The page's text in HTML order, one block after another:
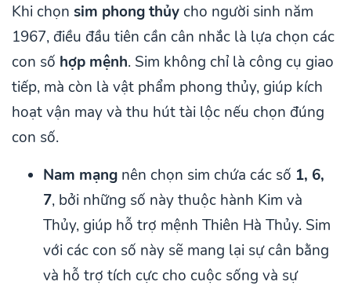
Khi chọn sim phong thủy cho người sinh năm
1967, điều đầu tiên cần cân nhắc là lựa chọn các
con số hợp mệnh. Sim không chỉ là công cụ giao
tiếp, mà còn là vật phẩm phong thủy, giúp kích
hoạt vận may và thu hút tài lộc nếu chọn đúng
con số.
Nam mạng nên chọn sim chứa các số 1, 6,
7, bởi những số này thuộc hành Kim và
Thủy, giúp hỗ trợ mệnh Thiên Hà Thủy. Sim
với các con số này sẽ mang lại sự cân bằng
và hỗ trợ tích cực cho cuộc sống và sự